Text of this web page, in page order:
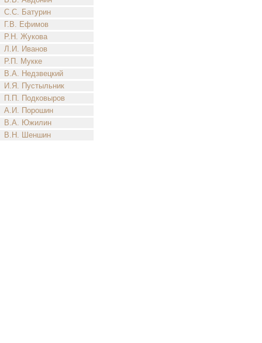
С.С. Батурин
Г.В. Ефимов
Р.Н. Жукова
Л.И. Иванов
Р.П. Мукке
В.А. Недзвецкий
И.Я. Пустыльник
П.П. Подковыров
А.И. Порошин
В.А. Южилин
В.Н. Шеншин